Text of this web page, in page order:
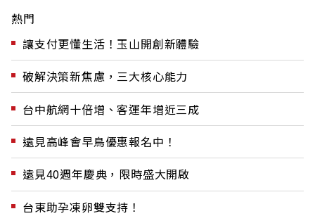
熱門
讓支付更懂生活！玉山開創新體驗
破解決策新焦慮，三大核心能力
台中航網十倍增、客運年增近三成
遠見高峰會早鳥優惠報名中！
遠見40週年慶典，限時盛大開啟
台東助孕凍卵雙支持！